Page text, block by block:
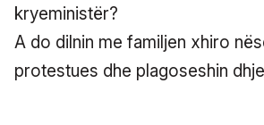
kryeministër?
A do dilnin me familjen xhiro
protestues dhe plagoseshin